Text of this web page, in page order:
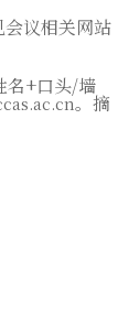
议相关网站
名+口头/墙
。摘